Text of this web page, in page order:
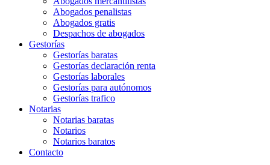
Abogados penalistas
Abogados gratis
Despachos de abogados
Gestorías
Gestorías baratas
Gestorías declaración renta
Gestorías laborales
Gestorías para autónomos
Gestorías trafico
Notarias
Notarias baratas
Notarios
Notarios baratos
Contacto